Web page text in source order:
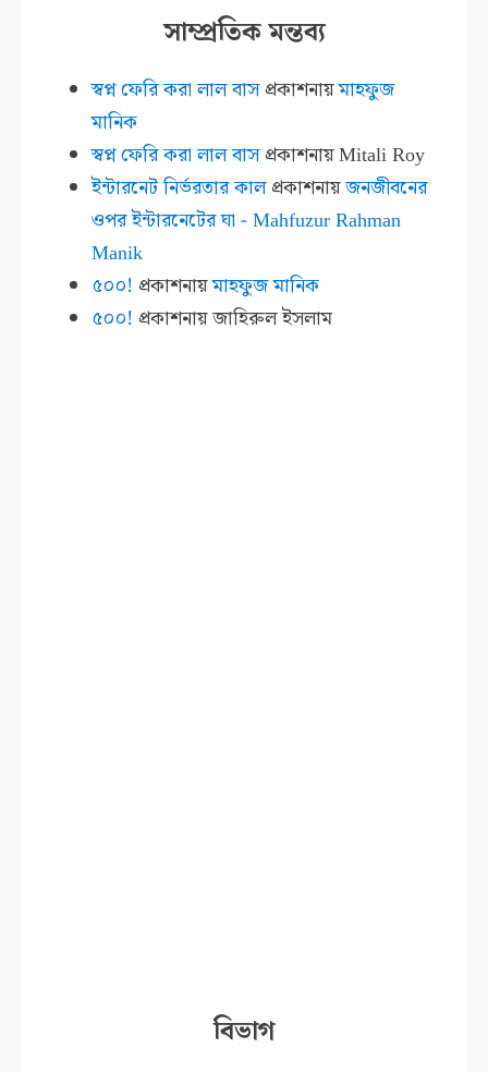
সাম্প্রতিক মন্তব্য
স্বপ্ন ফেরি করা লাল বাসপ্রকাশনায়মাহফুজ
মানিক
স্বপ্ন ফেরি করা লাল বাসপ্রকাশনায়Mitali Roy
ইন্টারনেট নির্ভরতার কালপ্রকাশনায়জনজীবনের
ওপর ইন্টারনেটের ঘা - Mahfuzur Rahman
Manik
৫০০! প্রকাশনায়মাহফুজ মানিক
৫০০! প্রকাশনায়জাহিরুল ইসলাম
বিভাগ